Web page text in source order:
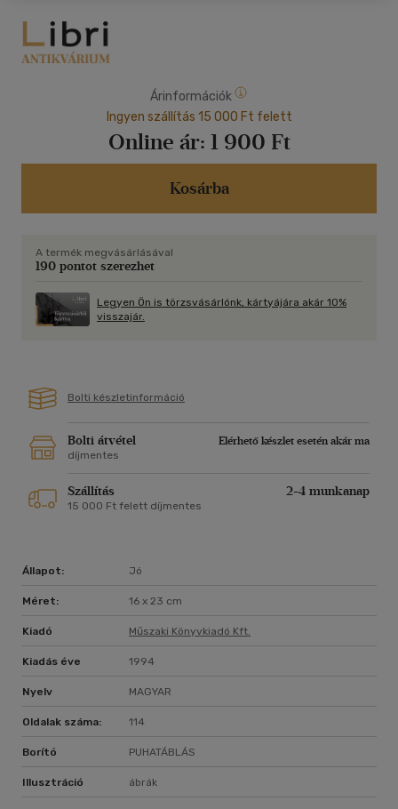
Árinformációk
Ingyen szállítás 15 000 Ft felett
Online ár: 1 900 Ft
Kosárba
A termék megvásárlásával
190 pontot szerezhet
Legyen Ön is törzsvásárlónk, kártyájára akár 10%
visszajár.
Bolti készletinformáció
Bolti átvétel
Elérhető készlet esetén akár ma
díjmentes
Szállítás 2-4 munkanap
15 000 Ft felett díjmentes
Állapot: Jó
Méret: 16 x 23 cm
Kiadó Műszaki Könyvkiadó Kft.
Kiadás éve 1994
Nyelv MAGYAR
Oldalak száma: 114
Borító PUHATÁBLÁS
Illusztráció ábrák